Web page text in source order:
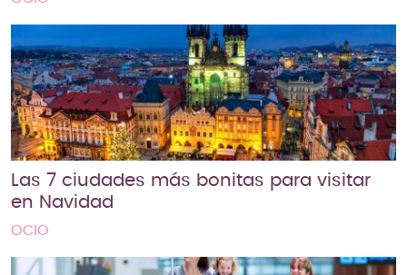
Las 7 ciudades más bonitas para visitar
en Navidad
OCIO